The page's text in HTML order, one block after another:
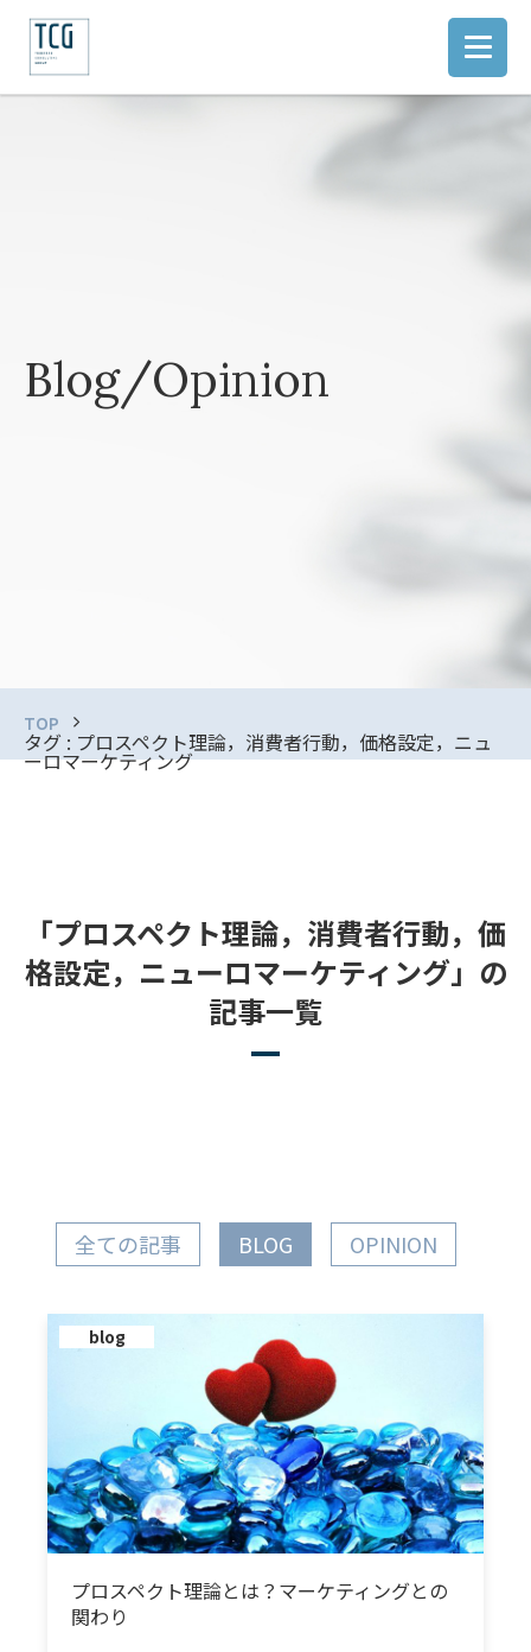
Blog/Opinion
TOP
タグ : プロスペクト理論，消費者行動，価格設定，ニュ
ーロマーケティング
「プロスペクト理論，消費者行動，価
格設定，ニューロマーケティング」の
記事一覧
全ての記事 BLOG OPINION
blog
プロスペクト理論とは？マーケティングとの
関わり